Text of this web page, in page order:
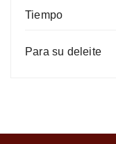
Tiempo
Para su deleite